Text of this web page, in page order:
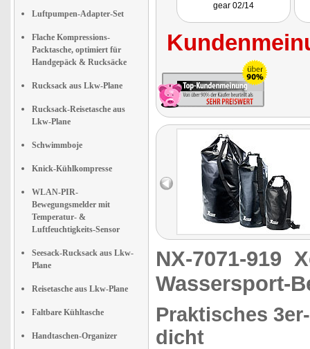
Luftpumpen-Adapter-Set
Flache Kompressions-
Packtasche, optimiert für
Handgepäck & Rucksäcke
Rucksack aus Lkw-Plane
Rucksack-Reisetasche aus
Lkw-Plane
Schwimmboje
Knick-Kühlkompresse
WLAN-PIR-
Bewegungsmelder mit
Temperatur- &
Luftfeuchtigkeits-Sensor
Seesack-Rucksack aus Lkw-
Plane
Reisetasche aus Lkw-Plane
Faltbare Kühltasche
Handtaschen-Organizer
gear 02/14
NX-7071-919
Wassersport-
Praktisches
dicht